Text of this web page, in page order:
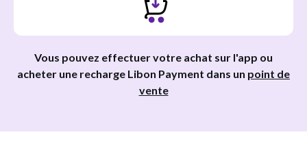
Vous pouvez effectuer votre achat sur l'app ou
acheter une recharge Libon Payment dans un point de
vente